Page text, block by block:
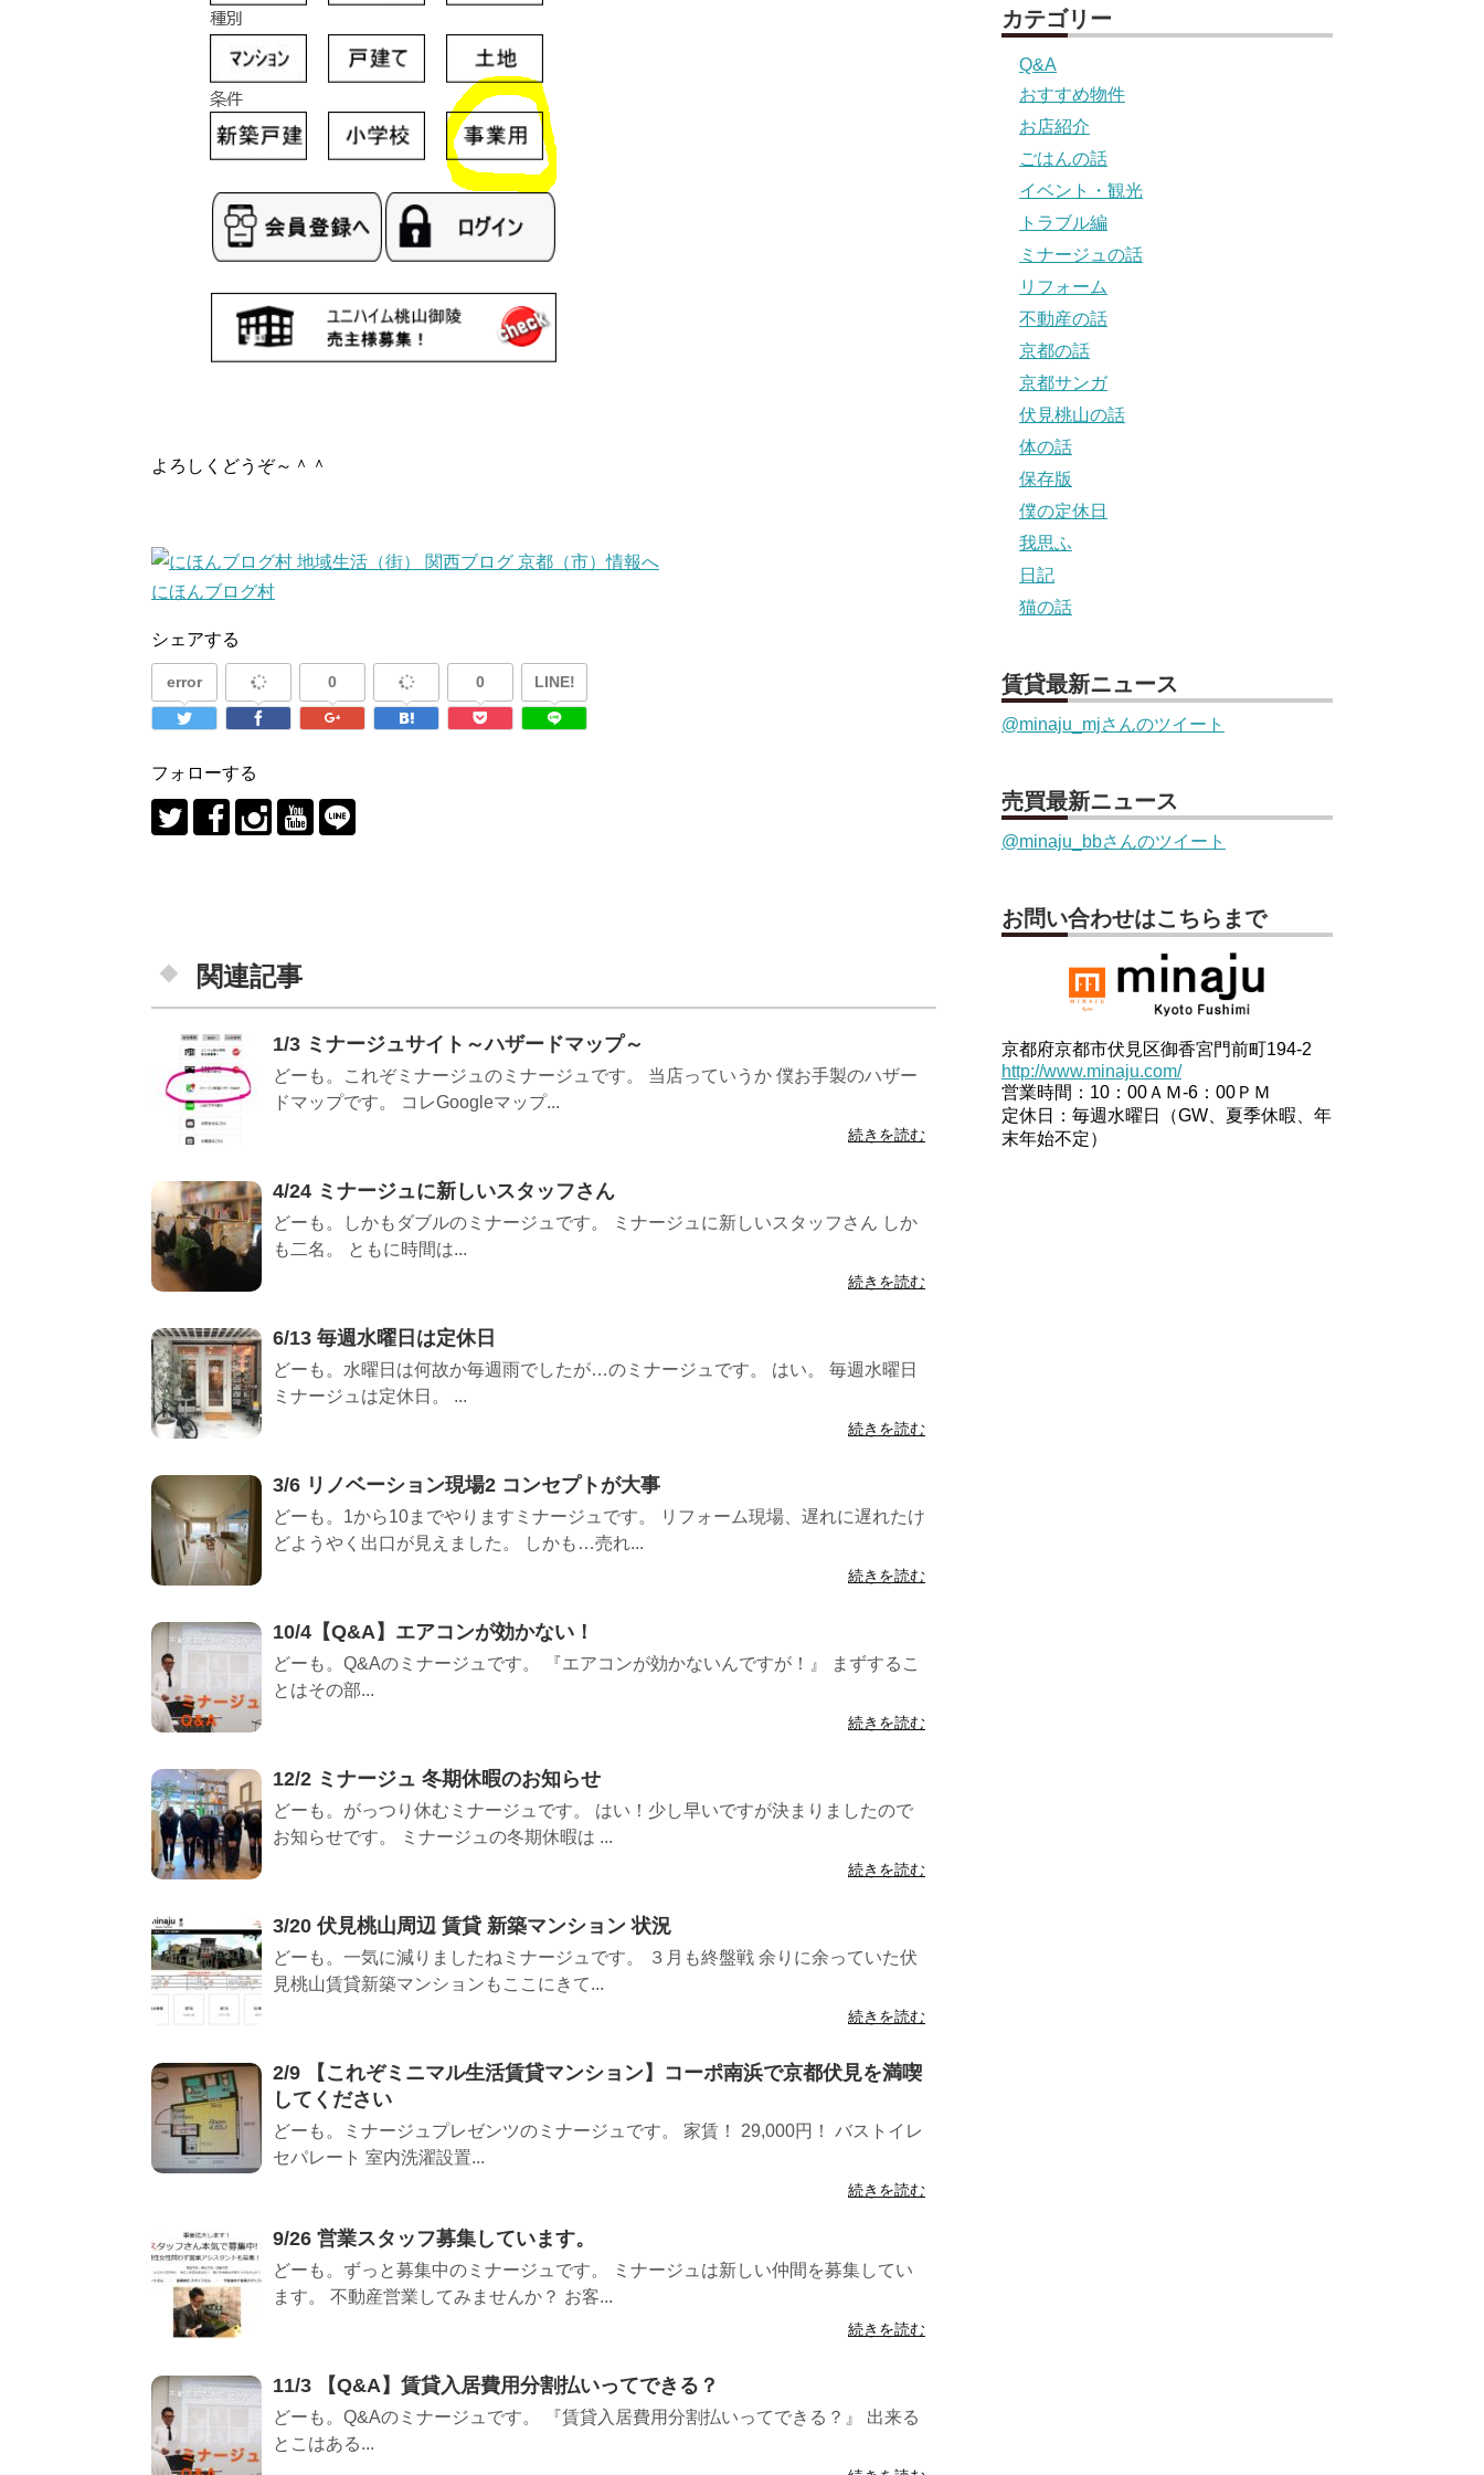
よろしくどうぞ～＾＾
にほんブログ村
シェアする
error 0 0 LINE!
フォローする
関連記事
1/3 ミナージュサイト～ハザードマップ～
どーも。これぞミナージュのミナージュです。 当店っていうか 僕お手製のハザー
ドマップです。 コレGoogleマップ...
続きを読む
4/24 ミナージュに新しいスタッフさん
どーも。しかもダブルのミナージュです。 ミナージュに新しいスタッフさん しか
も二名。 ともに時間は...
続きを読む
6/13 毎週水曜日は定休日
どーも。水曜日は何故か毎週雨でしたが…のミナージュです。 はい。 毎週水曜日
ミナージュは定休日。 ...
続きを読む
3/6 リノベーション現場2 コンセプトが大事
どーも。1から10までやりますミナージュです。 リフォーム現場、遅れに遅れたけ
どようやく出口が見えました。 しかも…売れ...
続きを読む
10/4【Q&A】エアコンが効かない！
どーも。Q&Aのミナージュです。 『エアコンが効かないんですが！』 まずするこ
とはその部...
続きを読む
12/2 ミナージュ 冬期休暇のお知らせ
どーも。がっつり休むミナージュです。 はい！少し早いですが決まりましたので
お知らせです。 ミナージュの冬期休暇は ...
続きを読む
3/20 伏見桃山周辺 賃貸 新築マンション 状況
どーも。一気に減りましたねミナージュです。 ３月も終盤戦 余りに余っていた伏
見桃山賃貸新築マンションもここにきて...
続きを読む
2/9 【これぞミニマル生活賃貸マンション】コーポ南浜で京都伏見を満喫
してください
どーも。ミナージュプレゼンツのミナージュです。 家賃！ 29,000円！ バストイレ
セパレート 室内洗濯設置...
続きを読む
9/26 営業スタッフ募集しています。
どーも。ずっと募集中のミナージュです。 ミナージュは新しい仲間を募集してい
ます。 不動産営業してみませんか？ お客...
続きを読む
11/3 【Q&A】賃貸入居費用分割払いってできる？
どーも。Q&Aのミナージュです。 『賃貸入居費用分割払いってできる？』 出来る
とこはある...
カテゴリー
Q&A
おすすめ物件
お店紹介
ごはんの話
イベント・観光
トラブル編
ミナージュの話
リフォーム
不動産の話
京都の話
京都サンガ
伏見桃山の話
体の話
保存版
僕の定休日
我思ふ
日記
猫の話
賃貸最新ニュース
@minaju_mjさんのツイート
売買最新ニュース
@minaju_bbさんのツイート
お問い合わせはこちらまで
京都府京都市伏見区御香宮門前町194-2
http://www.minaju.com/
営業時間：10：00ＡＭ-6：00ＰＭ
定休日：毎週水曜日（GW、夏季休暇、年
末年始不定）